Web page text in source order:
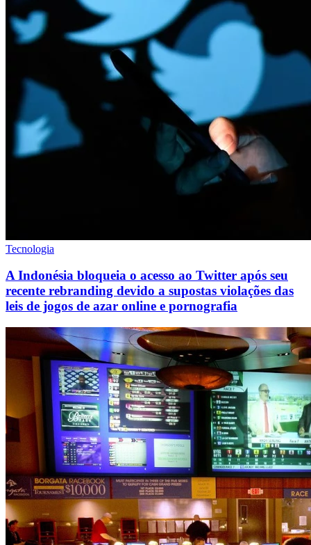
Tecnologia
A Indonésia bloqueia o acesso ao Twitter após seu
recente rebranding devido a supostas violações das
leis de jogos de azar online e pornografia